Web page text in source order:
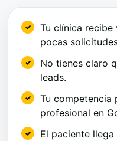
Tu clínica recibe
pocas
No tienes claro
leads.
Tu competencia
profesional en
El paciente